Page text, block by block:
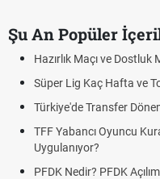
Şu An Popüler
Hazırlık Maçı ve
Süper Lig Kaç Hafta ve
Türkiye'de Transfer
TFF Yabancı Oyuncu
Uygulanıyor?
PFDK Nedir? PFDK